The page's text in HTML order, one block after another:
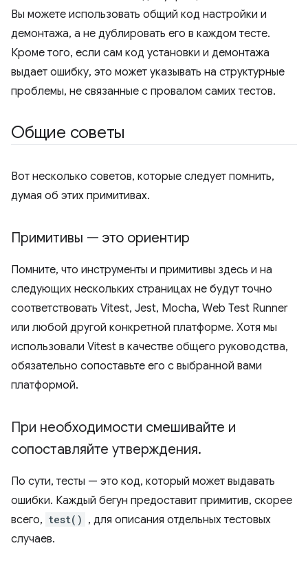
Вы можете использовать общий код настройки и
демонтажа, а не дублировать его в каждом тесте.
Кроме того, если сам код установки и демонтажа
выдает ошибку, это может указывать на структурные
проблемы, не связанные с провалом самих тестов.
Общие советы
Вот несколько советов, которые следует помнить,
думая об этих примитивах.
Примитивы — это ориентир
Помните, что инструменты и примитивы здесь и на
следующих нескольких страницах не будут точно
соответствовать Vitest, Jest, Mocha, Web Test Runner
или любой другой конкретной платформе. Хотя мы
использовали Vitest в качестве общего руководства,
обязательно сопоставьте его с выбранной вами
платформой.
При необходимости смешивайте и
сопоставляйте утверждения.
По сути, тесты — это код, который может выдавать
ошибки. Каждый бегун предоставит примитив, скорее
всего, test() , для описания отдельных тестовых
случаев.